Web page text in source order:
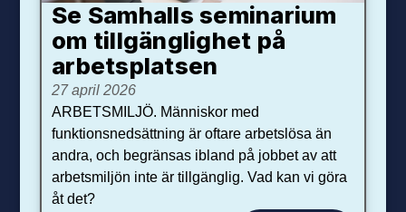
Se Samhalls seminarium
om tillgänglighet på
arbetsplatsen
27 april 2026
ARBETSMILJÖ. Människor med
funktionsnedsättning är oftare arbetslösa än
andra, och begränsas ibland på jobbet av att
arbetsmiljön inte är tillgänglig. Vad kan vi göra
åt det?